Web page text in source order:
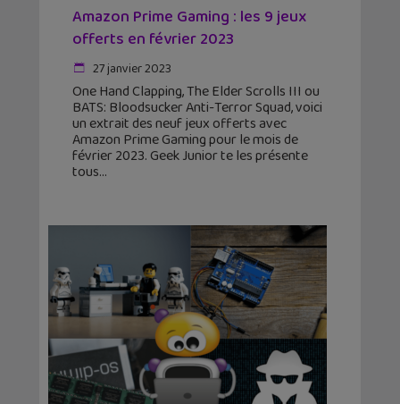
Amazon Prime Gaming : les 9 jeux
offerts en février 2023
27 janvier 2023
One Hand Clapping, The Elder Scrolls III ou
BATS: Bloodsucker Anti-Terror Squad, voici
un extrait des neuf jeux offerts avec
Amazon Prime Gaming pour le mois de
février 2023. Geek Junior te les présente
tous